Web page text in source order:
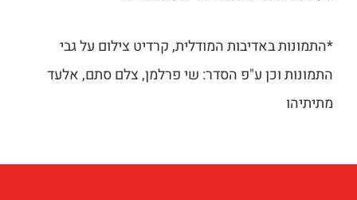
*התמונות באדיבות המודלית, קרדיט צילום על גבי
התמונות וכן ע"פ הסדר: שי פרלמן, צלם סתם, אלעד
מתיתיהו
צילום: שי פרלמן
צילום: צלם סתם
צילום: צלם סתם
צילום: צלם סתם
צילום: שי פרלמן
צילום: צלם סתם
צילום: אלעד מתיתיהו